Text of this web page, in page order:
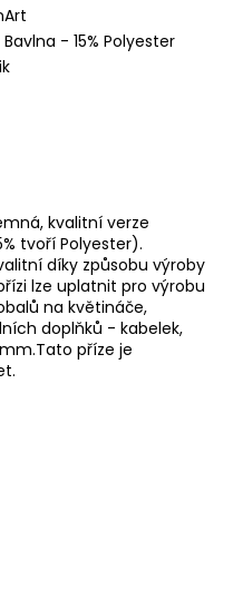
Bavlna - 15% Polyester
kvalitní verze
tvoří Polyester).
díky způsobu výroby
lze uplatnit pro výrobu
na květináče,
doplňků - kabelek,
příze je